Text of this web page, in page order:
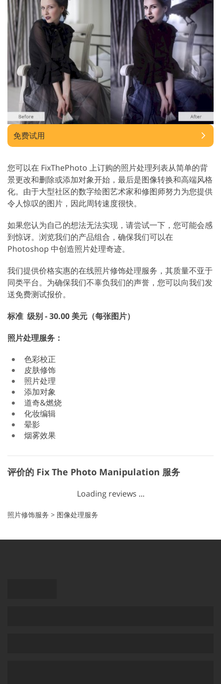
免费试用
您可以在 FixThePhoto 上订购的照片处理列表从简单的背
景更改和删除或添加对象开始，最后是图像转换和高端风格
化。由于大型社区的数字绘图艺术家和修图师努力为您提供
令人惊叹的图片，因此周转速度很快。
如果您认为自己的想法无法实现，请尝试一下，您可能会感
到惊讶。浏览我们的产品组合，确保我们可以在
Photoshop 中创造照片处理奇迹。
我们提供价格实惠的在线照片修饰处理服务，其质量不亚于
同类平台。为确保我们不辜负我们的声誉，您可以向我们发
送免费测试报价。
标准 级别 - 30.00 美元（每张图片）
照片处理服务：
色彩校正
皮肤修饰
照片处理
添加对象
道奇&燃烧
化妆编辑
晕影
烟雾效果
评价的 Fix The Photo Manipulation 服务
Loading reviews ...
照片修饰服务 > 图像处理服务